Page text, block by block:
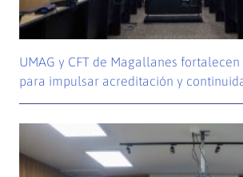
UMAG y CFT de Magallanes
para impulsar acreditación y